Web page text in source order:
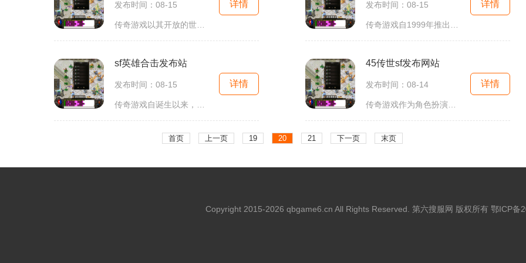
发布时间：08-15 详情 发布时间：08-15 详情
sf英雄合击发布站
发布时间：08-15 详情
45传世sf发布网站
发布时间：08-14 详情
首页 上一页 19 20 21 下一页 末页
Copyright 2015-2026 qbgame6.cn All Rights Reserved. 第六搜服网 版权所有 鄂ICP备